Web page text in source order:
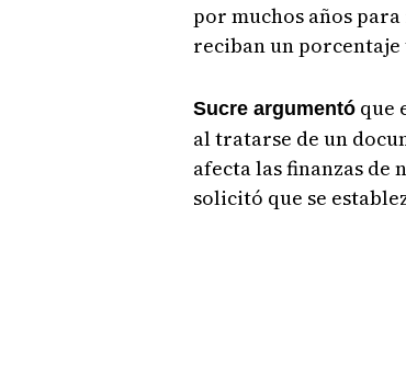
por muchos años
reciban un
Sucre argumentóque
al tratarse de un
afecta las finanzas
solicitó que se